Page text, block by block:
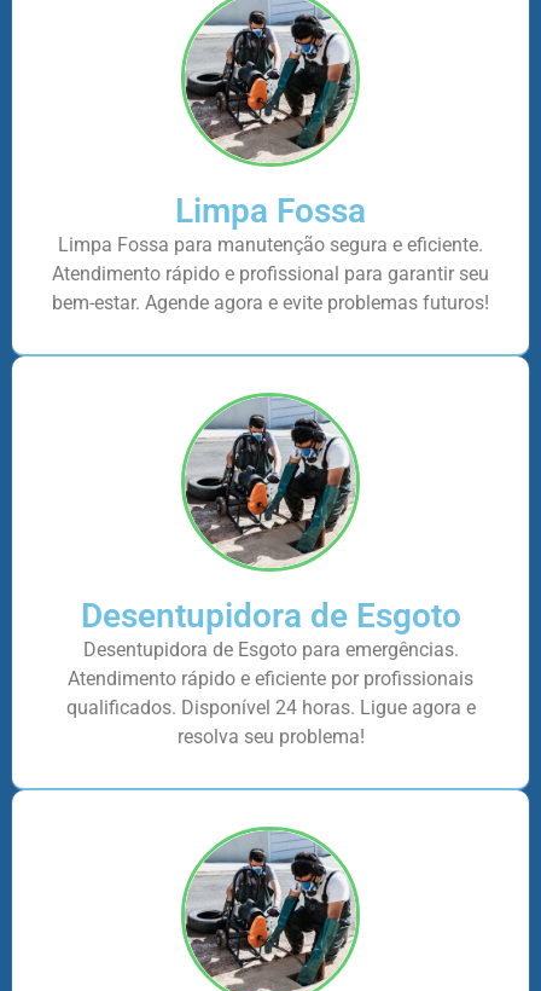
Limpa Fossa
Limpa Fossa para manutenção segura e eficiente.
Atendimento rápido e profissional para garantir seu
bem-estar. Agende agora e evite problemas futuros!
Desentupidora de Esgoto
Desentupidora de Esgoto para emergências.
Atendimento rápido e eficiente por profissionais
qualificados. Disponível 24 horas. Ligue agora e
resolva seu problema!